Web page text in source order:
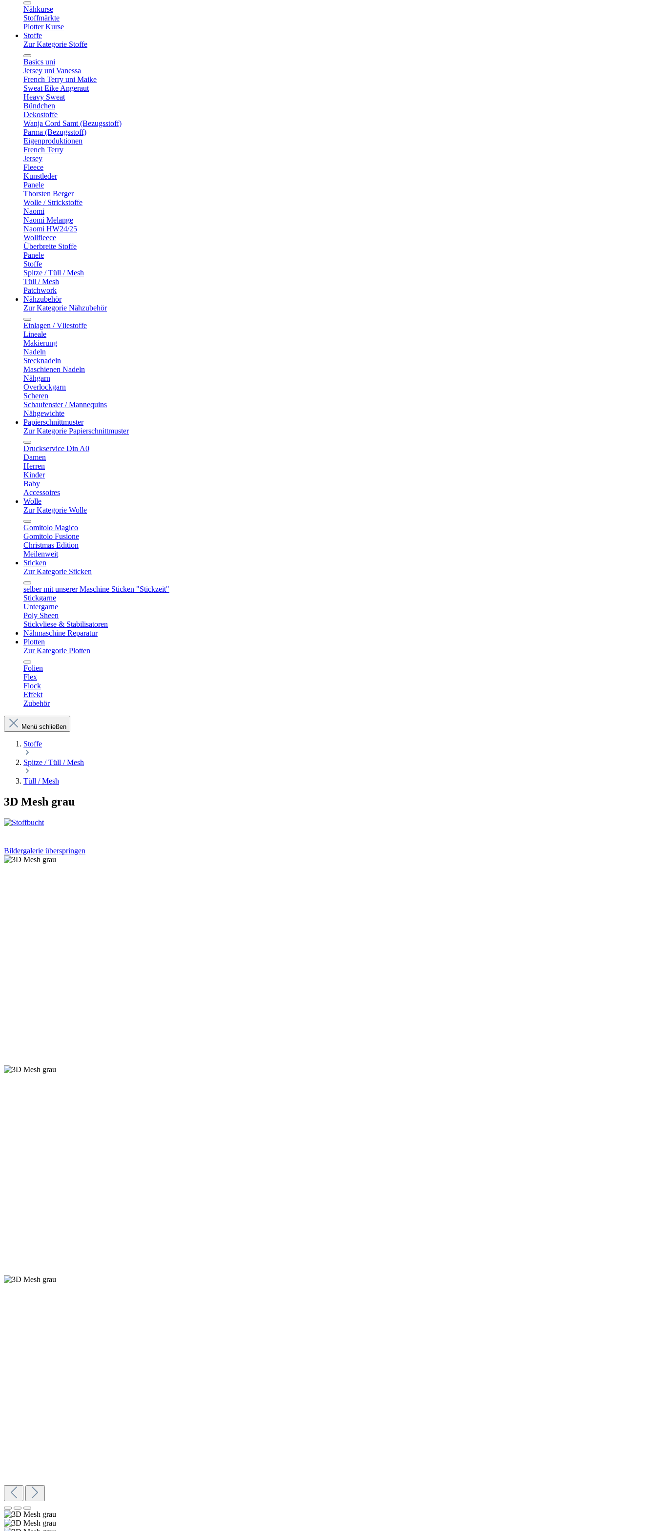
Nähkurse
Stoffmärkte
Plotter Kurse
Stoffe
Zur Kategorie Stoffe
Basics uni
Jersey uni Vanessa
French Terry uni Maike
Sweat Eike Angeraut
Heavy Sweat
Bündchen
Dekostoffe
Wanja Cord Samt (Bezugsstoff)
Parma (Bezugsstoff)
Eigenproduktionen
French Terry
Jersey
Fleece
Kunstleder
Panele
Thorsten Berger
Wolle / Strickstoffe
Naomi
Naomi Melange
Naomi HW24/25
Wollfleece
Überbreite Stoffe
Panele
Stoffe
Spitze / Tüll / Mesh
Tüll / Mesh
Patchwork
Nähzubehör
Zur Kategorie Nähzubehör
Einlagen / Vliestoffe
Lineale
Makierung
Nadeln
Stecknadeln
Maschienen Nadeln
Nähgarn
Overlockgarn
Scheren
Schaufenster / Mannequins
Nähgewichte
Papierschnittmuster
Zur Kategorie Papierschnittmuster
Druckservice Din A0
Damen
Herren
Kinder
Baby
Accessoires
Wolle
Zur Kategorie Wolle
Gomitolo Magico
Gomitolo Fusione
Christmas Edition
Meilenweit
Sticken
Zur Kategorie Sticken
selber mit unserer Maschine Sticken "Stickzeit"
Stickgarne
Untergarne
Poly Sheen
Stickvliese & Stabilisatoren
Nähmaschine Reparatur
Plotten
Zur Kategorie Plotten
Folien
Flex
Flock
Effekt
Zubehör
Menü schließen
Stoffe
Spitze / Tüll / Mesh
Tüll / Mesh
3D Mesh grau
Bildergalerie überspringen